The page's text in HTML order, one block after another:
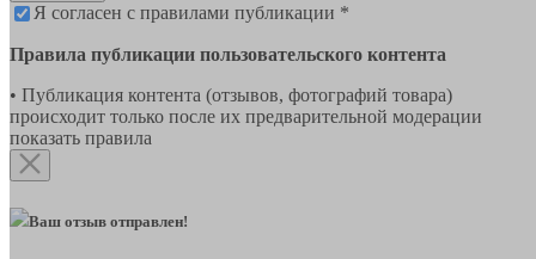
Я согласен с правилами публикации *
Правила публикации пользовательского контента
• Публикация контента (отзывов, фотографий товара)
происходит только после их предварительной модерации
показать правила
Ваш отзыв отправлен!